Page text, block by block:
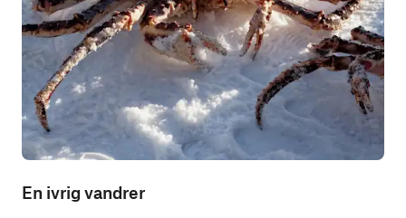
En ivrig vandrer